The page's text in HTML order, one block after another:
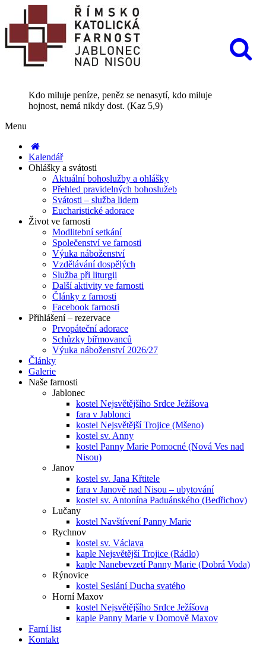
Kdo miluje peníze, peněz se nenasytí, kdo miluje
hojnost, nemá nikdy dost. (Kaz 5,9)
Menu
Kalendář
Ohlášky a svátosti
Aktuální bohoslužby a ohlášky
Přehled pravidelných bohoslužeb
Svátosti – služba lidem
Eucharistické adorace
Život ve farnosti
Modlitební setkání
Společenství ve farnosti
Výuka náboženství
Vzdělávání dospělých
Služba při liturgii
Další aktivity ve farnosti
Články z farnosti
Facebook farnosti
Přihlášení – rezervace
Prvopáteční adorace
Schůzky biřmovanců
Výuka náboženství 2026/27
Články
Galerie
Naše farnosti
Jablonec
kostel Nejsvětějšího Srdce Ježíšova
fara v Jablonci
kostel Nejsvětější Trojice (Mšeno)
kostel sv. Anny
kostel Panny Marie Pomocné (Nová Ves nad
Nisou)
Janov
kostel sv. Jana Křtitele
fara v Janově nad Nisou – ubytování
kostel sv. Antonína Paduánského (Bedřichov)
Lučany
kostel Navštívení Panny Marie
Rychnov
kostel sv. Václava
kaple Nejsvětější Trojice (Rádlo)
kaple Nanebevzetí Panny Marie (Dobrá Voda)
Rýnovice
kostel Seslání Ducha svatého
Horní Maxov
kostel Nejsvětějšího Srdce Ježíšova
kaple Panny Marie v Domově Maxov
Farní list
Kontakt